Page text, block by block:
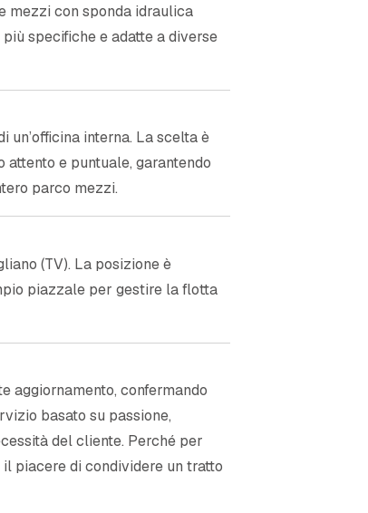
mezzi con sponda idraulica
specifiche e adatte a diverse
un’officina interna. La scelta è
e puntuale, garantendo
parco mezzi.
(TV). La posizione è
piazzale per gestire la flotta
aggiornamento, confermando
basato su passione,
del cliente. Perché per
piacere di condividere un tratto